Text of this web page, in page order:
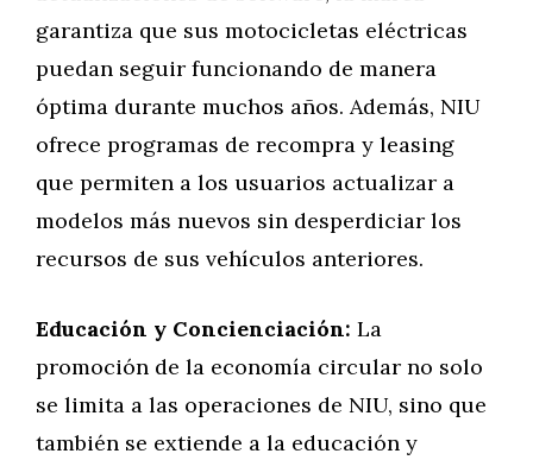
garantiza que sus motocicletas eléctricas
puedan seguir funcionando de manera
óptima durante muchos años. Además, NIU
ofrece programas de recompra y leasing
que permiten a los usuarios actualizar a
modelos más nuevos sin desperdiciar los
recursos de sus vehículos anteriores.
Educación y Concienciación: La
promoción de la economía circular no solo
se limita a las operaciones de NIU, sino que
también se extiende a la educación y